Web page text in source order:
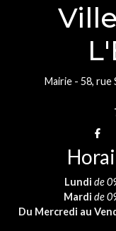
Mairie - 58,
Lundi de
Mardi de
Du Mercredi au